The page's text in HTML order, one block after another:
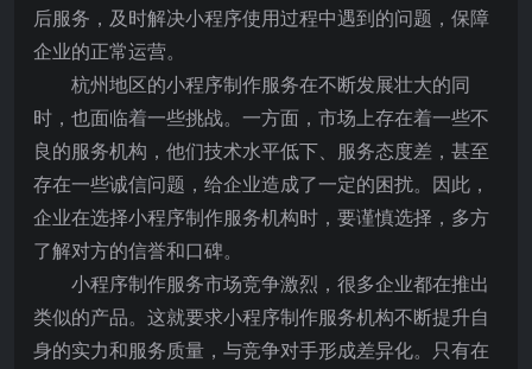
后服务，及时解决小程序使用过程中遇到的问题，保障
企业的正常运营。
杭州地区的小程序制作服务在不断发展壮大的同
时，也面临着一些挑战。一方面，市场上存在着一些不
良的服务机构，他们技术水平低下、服务态度差，甚至
存在一些诚信问题，给企业造成了一定的困扰。因此，
企业在选择小程序制作服务机构时，要谨慎选择，多方
了解对方的信誉和口碑。
小程序制作服务市场竞争激烈，很多企业都在推出
类似的产品。这就要求小程序制作服务机构不断提升自
身的实力和服务质量，与竞争对手形成差异化。只有在